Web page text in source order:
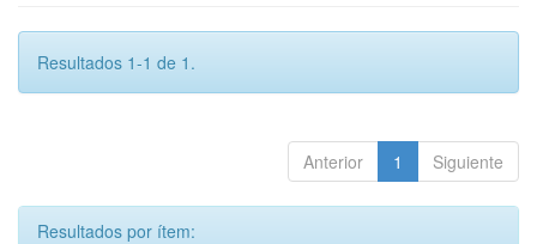
Resultados 1-1 de 1.
Anterior 1 Siguiente
Resultados por ítem: